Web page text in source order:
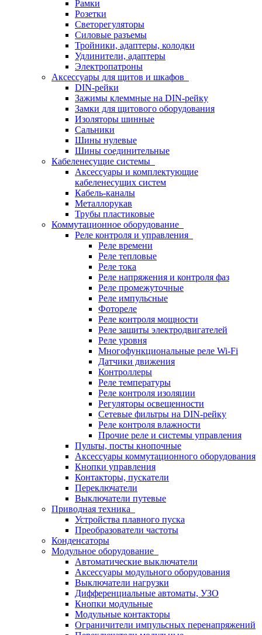
Рамки
Розетки
Светорегуляторы
Силовые разъемы
Тройники, адаптеры, колодки
Удлинители, адаптеры
Электропатроны
Аксессуары для щитов и шкафов
DIN-рейки
Зажимы клеммные на DIN-рейку
Замки для щитового оборудования
Изоляторы шинные
Сальники
Шины нулевые
Шины соединительные
Кабеленесущие системы
Аксессуары и комплектующие
кабеленесущих систем
Кабель-каналы
Металлорукав
Трубы пластиковые
Коммутационное оборудование
Реле контроля и управления
Реле времени
Реле тепловые
Реле тока
Реле напряжения и контроля фаз
Реле промежуточные
Реле импульсные
Фотореле
Реле контроля мощности
Реле защиты электродвигателей
Реле уровня
Многофункциональные реле Wi-Fi
Датчики движения
Контроллеры
Реле температуры
Реле контроля изоляции
Регуляторы освещенности
Сетевые фильтры на DIN-рейку
Реле контроля влажности
Прочие реле и системы управления
Пульты, посты кнопочные
Аксессуары коммутационного оборудования
Кнопки управления
Контакторы, пускатели
Переключатели
Выключатели путевые
Приводная техника
Устройства плавного пуска
Преобразователи частоты
Конденсаторы
Модульное оборудование
Автоматические выключатели
Аксессуары модульного оборудования
Выключатели нагрузки
Дифференциальные автоматы, УЗО
Кнопки модульные
Модульные контакторы
Ограничители импульсных перенапряжений